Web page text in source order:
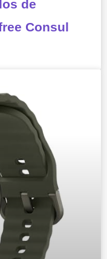
de
Consul